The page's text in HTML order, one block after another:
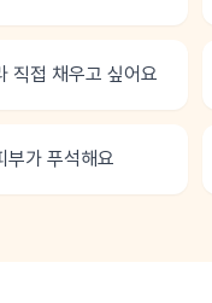
직접 채우고 싶어요
부가 푸석해요